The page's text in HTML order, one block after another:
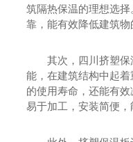
筑隔热保温的理想选
靠，能有效降低建筑物
其次，四川挤塑
能，在建筑结构中起
的使用寿命，还能有
易于加工，安装简便，